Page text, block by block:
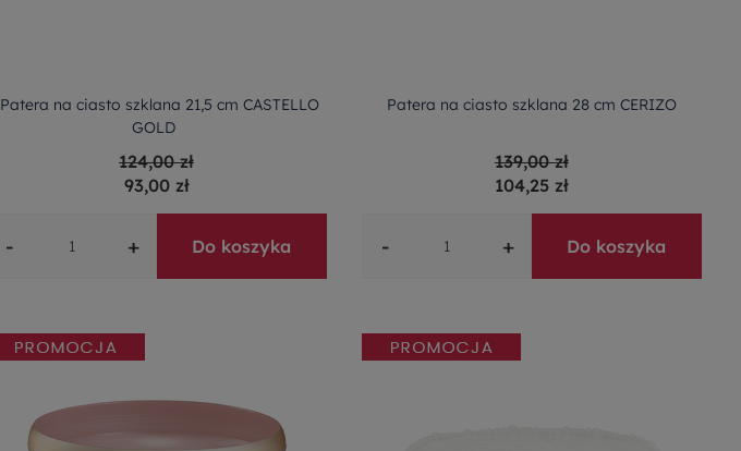
Patera na ciasto szklana 21,5 cm CASTELLO
GOLD
124,00 zł
93,00 zł
- + Do koszyka
Patera na ciasto szklana 28 cm CERIZO
139,00 zł
104,25 zł
- + Do koszyka